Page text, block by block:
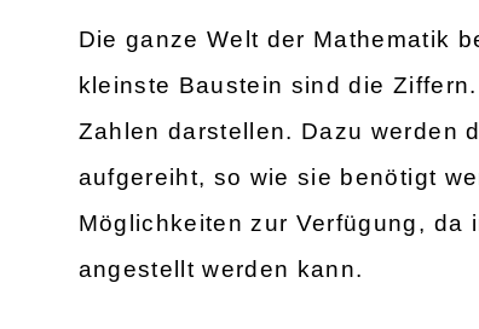
Die ganze Welt der Mathematik
kleinste Baustein sind die
Zahlen darstellen. Dazu werden
aufgereiht, so wie sie benötigt
Möglichkeiten zur Verfügung, da
angestellt werden kann.